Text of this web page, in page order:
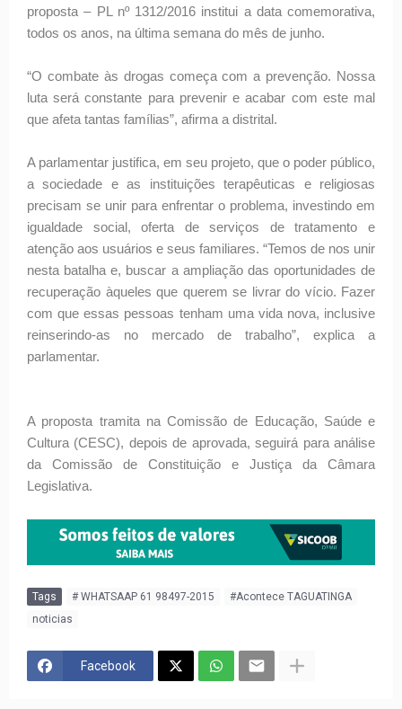
proposta – PL nº 1312/2016 institui a data comemorativa,
todos os anos, na última semana do mês de junho.
“O combate às drogas começa com a prevenção. Nossa
luta será constante para prevenir e acabar com este mal
que afeta tantas famílias”, afirma a distrital.
A parlamentar justifica, em seu projeto, que o poder público,
a sociedade e as instituições terapêuticas e religiosas
precisam se unir para enfrentar o problema, investindo em
igualdade social, oferta de serviços de tratamento e
atenção aos usuários e seus familiares. “Temos de nos unir
nesta batalha e, buscar a ampliação das oportunidades de
recuperação àqueles que querem se livrar do vício. Fazer
com que essas pessoas tenham uma vida nova, inclusive
reinserindo-as no mercado de trabalho”, explica a
parlamentar.
A proposta tramita na Comissão de Educação, Saúde e
Cultura (CESC), depois de aprovada, seguirá para análise
da Comissão de Constituição e Justiça da Câmara
Legislativa.
Tags # WHATSAAP 61 98497-2015
#Acontece TAGUATINGA
noticias
Facebook